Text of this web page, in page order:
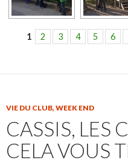
1 2 3 4 5 6
VIE DU CLUB, WEEK END
CASSIS, LES
CELA VOUS